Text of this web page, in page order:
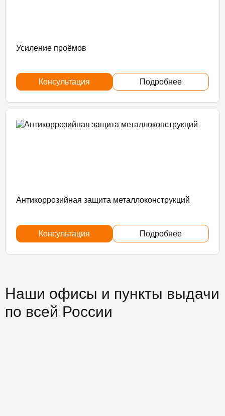
Усиление проёмов
Консультация Подробнее
Антикоррозийная защита металлоконструкций
Консультация Подробнее
Наши офисы и пункты выдачи
по всей России